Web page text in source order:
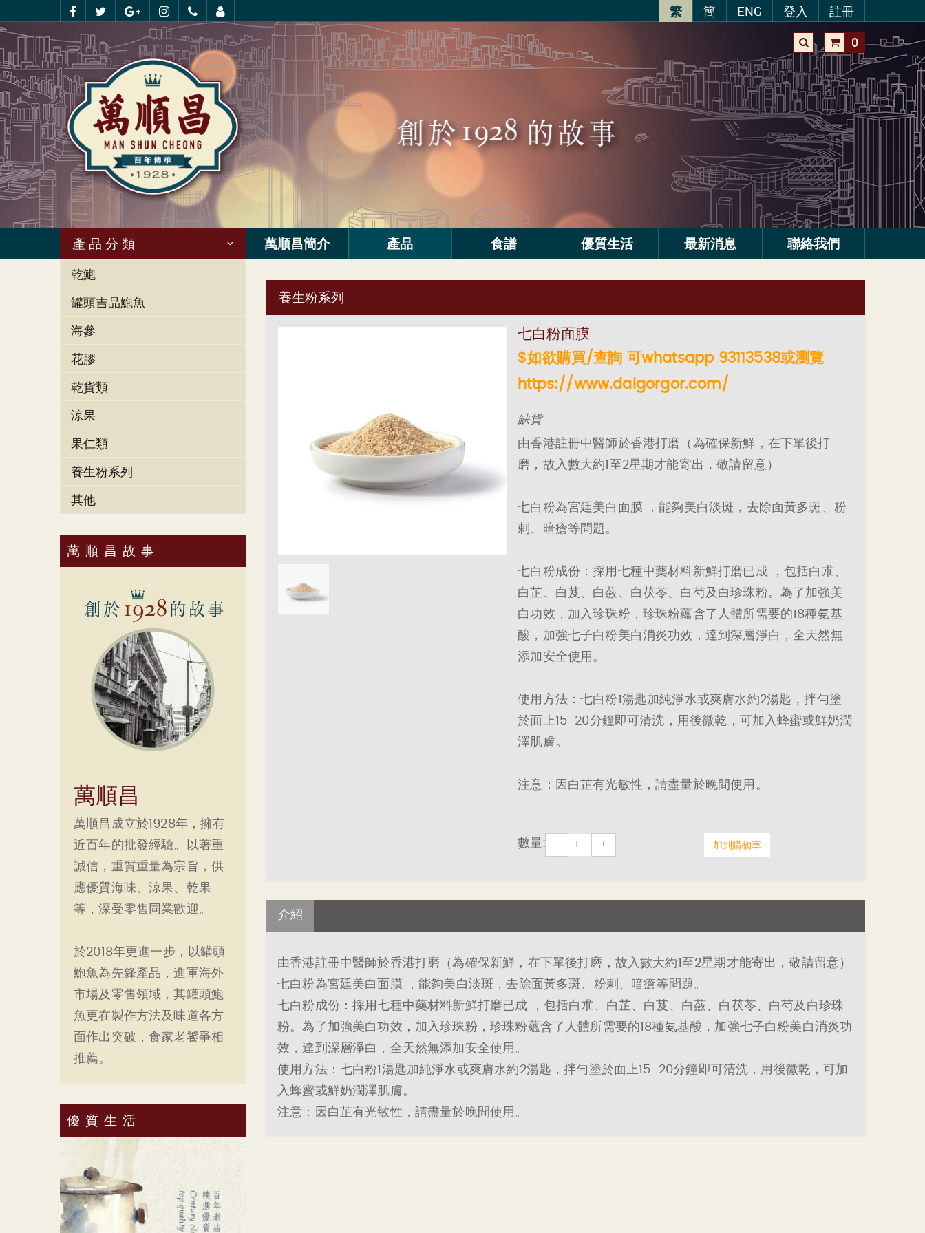
繁 簡 ENG 登入
註冊
0
萬順昌簡介 產品 食譜 優質生活 最新消息 聯絡我們
產 品 分 類
乾鮑
罐頭吉品鮑魚
海參
花膠
乾貨類
涼果
果仁類
養生粉系列
其他
萬順昌故事
萬順昌
萬順昌成立於1928年，擁有
近百年的批發經驗。以著重
誠信，重質重量為宗旨，供
應優質海味、涼果、乾果
等，深受零售同業歡迎。
於2018年更進一步，以罐頭
鮑魚為先鋒產品，進軍海外
市場及零售領域，其罐頭鮑
魚更在製作方法及味道各方
面作出突破，食家老饕爭相
推薦。
優質生活
養生粉系列
七白粉面膜
$如欲購買/查詢 可whatsapp 93113538或瀏覽
https://www.daigorgor.com/
缺貨
由香港註冊中醫師於香港打磨（為確保新鮮，在下單後打
磨，故入數大約1至2星期才能寄出，敬請留意）
七白粉為宮廷美白面膜 ，能夠美白淡斑，去除面黃多斑、粉
剌、暗瘡等問題。
七白粉成份：採用七種中藥材料新鮮打磨已成 ，包括白朮、
白芷、白芨、白蘞、白茯苓、白芍及白珍珠粉。為了加強美
白功效，加入珍珠粉，珍珠粉蘊含了人體所需要的18種氨基
酸，加強七子白粉美白消炎功效，達到深層淨白，全天然無
添加安全使用。
使用方法：七白粉1湯匙加純淨水或爽膚水約2湯匙，拌勻塗
於面上15-20分鐘即可清洗，用後微乾，可加入蜂蜜或鮮奶潤
澤肌膚。
注意：因白芷有光敏性，請盡量於晚間使用。
數量: - + 加到購物車
介紹
由香港註冊中醫師於香港打磨（為確保新鮮，在下單後打磨，故入數大約1至2星期才能寄出，敬請留意）
七白粉為宮廷美白面膜 ，能夠美白淡斑，去除面黃多斑、粉剌、暗瘡等問題。
七白粉成份：採用七種中藥材料新鮮打磨已成 ，包括白朮、白芷、白芨、白蘞、白茯苓、白芍及白珍珠
粉。為了加強美白功效，加入珍珠粉，珍珠粉蘊含了人體所需要的18種氨基酸，加強七子白粉美白消炎功
效，達到深層淨白，全天然無添加安全使用。
使用方法：七白粉1湯匙加純淨水或爽膚水約2湯匙，拌勻塗於面上15-20分鐘即可清洗，用後微乾，可加
入蜂蜜或鮮奶潤澤肌膚。
注意：因白芷有光敏性，請盡量於晚間使用。